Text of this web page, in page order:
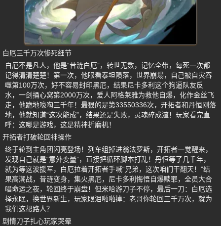
白厄三千万次惨死细节
白厄不是凡人，他是“昔涟白厄”，转世无数，记忆全带，每死一次都
记得清清楚楚！第一次，他眼看泰坦陨落，世界崩塌，自己被自灾吞
噬第100万次，好不容易封印黑厄，结果尼卡多利这个狗逼队友反
水，一剑捅心窝第2000万次，爱人阿格莱雅为救他自爆，化作金丝飞
走，他跪地嚎啕三千年！最狠的是第33550336次，开拓者和丹恒刚落
地，他就知道“这次能成”，结果还是失败，灵魂碎成渣！玩家看完直
呼：这哪是游戏，这是精神折磨机！
开拓者打破轮回神操作
终于轮到主角团闪亮登场！列车组掉进翁法罗斯，开拓者一觉醒来，
发现自己就是“意外变量”，直接把循环脚本打乱！丹恒等了几千年，
就为等这波援军，白厄拉着开拓者手喊“兄弟，这次咱们干翻天！”结
果高潮战，昔涟变身，集火黑厄，尼卡多利悔悟自爆赎罪，全员大合
唱命运之夜，轮回终于崩盘！但米哈游刀子不停，最后一刀：白厄选
择永眠，换世界新生，玩家眼泪啪啪掉：老哥你轮回三千万次，就为
我们这帮路人？
剧情刀子扎心玩家哭晕